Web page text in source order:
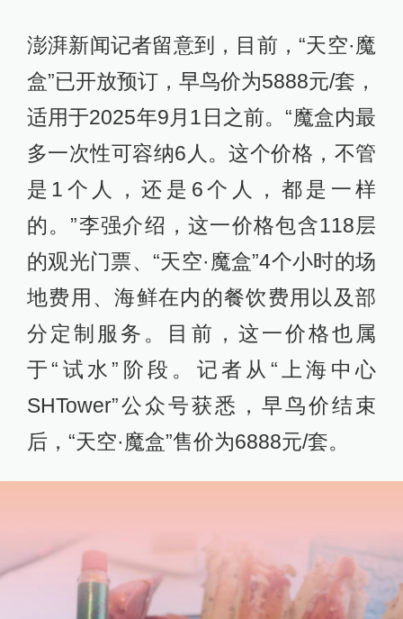
澎湃新闻记者留意到，目前，“天空·魔
盒”已开放预订，早鸟价为5888元/套，
适用于2025年9月1日之前。“魔盒内最
多一次性可容纳6人。这个价格，不管
是1个人，还是6个人，都是一样
的。”李强介绍，这一价格包含118层
的观光门票、“天空·魔盒”4个小时的场
地费用、海鲜在内的餐饮费用以及部
分定制服务。目前，这一价格也属
于“试水”阶段。记者从“上海中心
SHTower”公众号获悉，早鸟价结束
后，“天空·魔盒”售价为6888元/套。